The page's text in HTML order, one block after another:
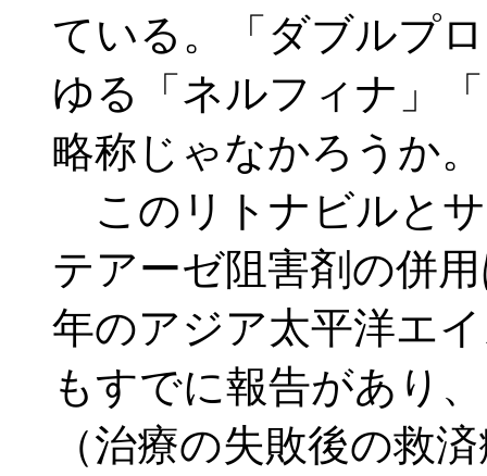
ている。「ダブルプ
ゆる「ネルフィナ」
略称じゃなかろうか
このリトナビルと
テアーゼ阻害剤の併
年のアジア太平洋エ
もすでに報告があり
（治療の失敗後の救